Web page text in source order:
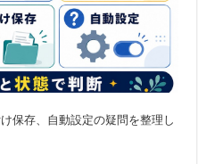
保存、自動設定の疑問を整理し